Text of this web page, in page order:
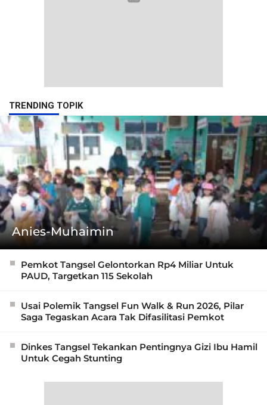
TRENDING TOPIK
Anies-Muhaimin
Pemkot Tangsel Gelontorkan Rp4 Miliar Untuk
PAUD, Targetkan 115 Sekolah
Usai Polemik Tangsel Fun Walk & Run 2026, Pilar
Saga Tegaskan Acara Tak Difasilitasi Pemkot
Dinkes Tangsel Tekankan Pentingnya Gizi Ibu Hamil
Untuk Cegah Stunting